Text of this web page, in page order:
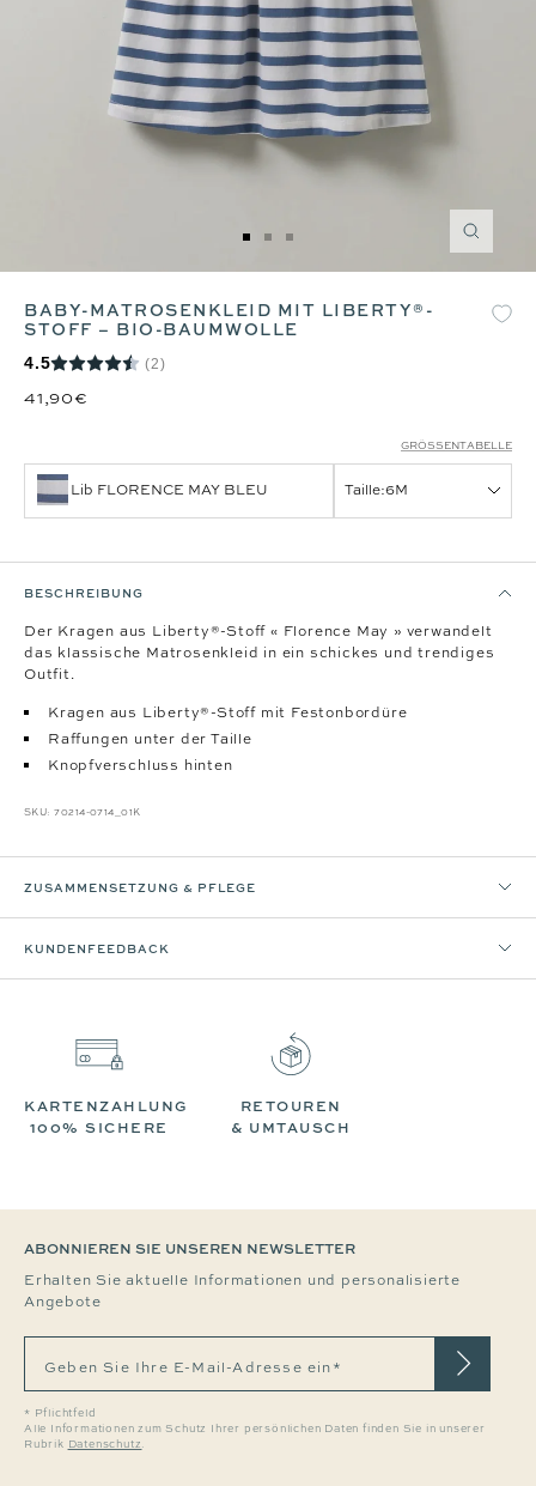
Zoom
Zur
Slide
gehen
Zur
Slide
gehen
Zur
Slide
gehen
BABY-MATROSENKLEID MIT LIBERTY®-
STOFF – BIO-BAUMWOLLE
4.5 (2)
41,90€
Lib FLORENCE MAY BLEU
GRÖSSENTABELLE
Taille:6M
BESCHREIBUNG
Der Kragen aus Liberty®-Stoff « Florence May » verwandelt
das klassische Matrosenkleid in ein schickes und trendiges
Outfit.
Kragen aus Liberty®-Stoff mit Festonbordüre
Raffungen unter der Taille
Knopfverschluss hinten
SKU:70214-0714_01K
ZUSAMMENSETZUNG & PFLEGE
KUNDENFEEDBACK
KARTENZAHLUNG
100% SICHERE
RETOUREN
& UMTAUSCH
ABONNIEREN SIE UNSEREN NEWSLETTER
Erhalten Sie aktuelle Informationen und personalisierte
Angebote
Geben Sie Ihre E-Mail-Adresse ein*
* Pflichtfeld
Alle Informationen zum Schutz Ihrer persönlichen Daten finden Sie in unserer
Rubrik Datenschutz.